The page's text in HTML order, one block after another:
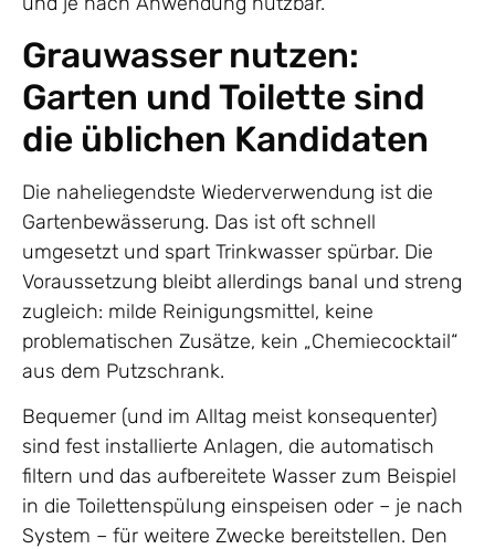
Grauwasser nutzen:
Garten und Toilette sind
die üblichen Kandidaten
Die naheliegendste Wiederverwendung ist die
Gartenbewässerung. Das ist oft schnell
umgesetzt und spart Trinkwasser spürbar. Die
Voraussetzung bleibt allerdings banal und streng
zugleich: milde Reinigungsmittel, keine
problematischen Zusätze, kein „Chemiecocktail“
aus dem Putzschrank.
Bequemer (und im Alltag meist konsequenter)
sind fest installierte Anlagen, die automatisch
filtern und das aufbereitete Wasser zum Beispiel
in die Toilettenspülung einspeisen oder – je nach
System – für weitere Zwecke bereitstellen. Den